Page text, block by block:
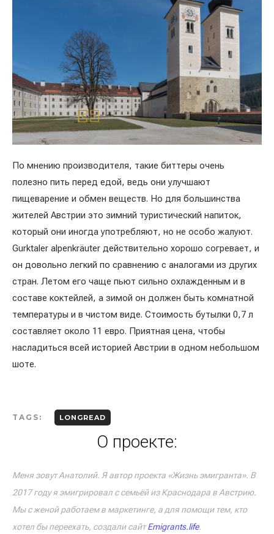
По мнению производителя, такие биттеры очень
полезно пить перед едой, ведь они улучшают
пищеварение и обмен веществ. Но для большинства
жителей Австрии это зимний туристический напиток,
который они иногда употребляют, но не особо жалуют.
Gurktaler alpenkräuter действительно хорошо согревает, и
он довольно легкий по сравнению с аналогами из других
стран. Летом его чаще пьют сильно охлажденным и в
составе коктейлей, а зимой он должен быть комнатной
температуры и в чистом виде. Стоимость бутылки 0,7 л
составляет около 11 евро. Приятная цена, чтобы
насладиться всей историей Австрии в одном небольшом
шоте.
TAGS: LONGREAD
О проекте:
Меня зовут Анатолий. Я автор проекта «Жизнь эмигранта». В
2017 году я эмигрировал с семьёй из Краснодара в Австрию.
Мы с женой работаем в маркетинге, а для помощи тем, кто
хотел бы переехать, создали сайтEmigrants.life.